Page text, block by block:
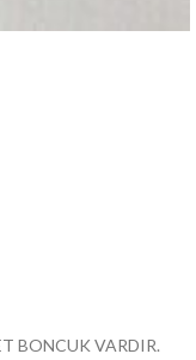
BONCUK VARDIR.